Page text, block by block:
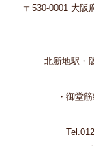
〒530-0001 大阪
北新地駅・
・御堂